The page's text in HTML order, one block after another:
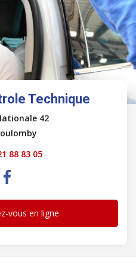
Technique
42
88 83 05
vous en ligne